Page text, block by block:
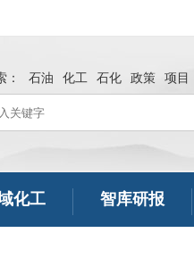
： 石油 化工 石化 政策 项目
化工 智库研报